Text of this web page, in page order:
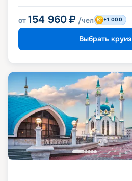
от 154 960 ₽ /чел +1 000
Выбрать круиз